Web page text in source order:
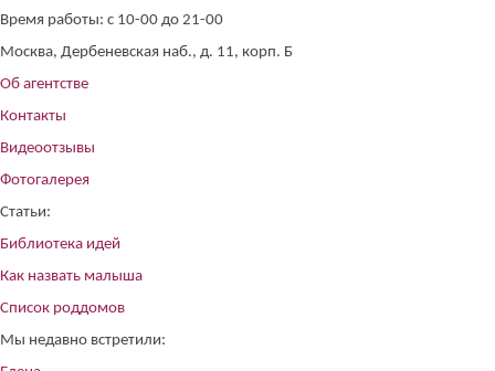
Время работы: с 10-00 до 21-00
Москва, Дербеневская наб., д. 11, корп. Б
Об агентстве
Контакты
Видеоотзывы
Фотогалерея
Статьи:
Библиотека идей
Как назвать малыша
Список роддомов
Мы недавно встретили: